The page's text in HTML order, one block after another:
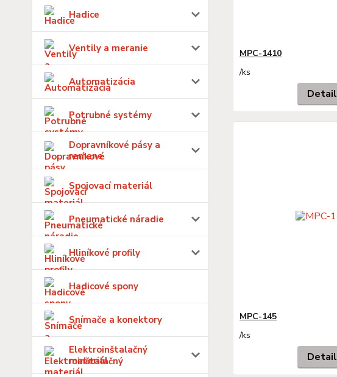
Hadice
Ventily a meranie
Automatizácia
Potrubné systémy
Dopravníkové pásy a
remene
Spojovací materiál
Pneumatické náradie
Hliníkové profily
Hadicové spony
Snímače a konektory
Elektroinštalačný
materiál
MPC-1410
/ks
Detail
MPC-145
/ks
Detail